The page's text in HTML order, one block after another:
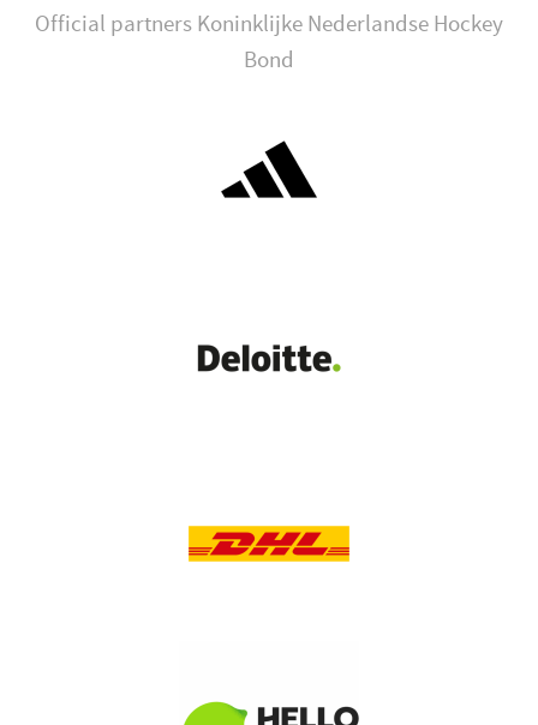
Official partners Koninklijke Nederlandse Hockey
Bond